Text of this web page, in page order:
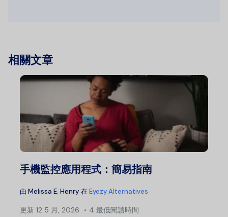
相關文章
手機監控應用程式：簡易指南
由 Melissa E. Henry 在Eyezy Alternatives
更新 12 5 月, 2026 4 最低閱讀時間